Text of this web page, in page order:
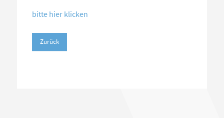
bitte hier klicken
Zurück